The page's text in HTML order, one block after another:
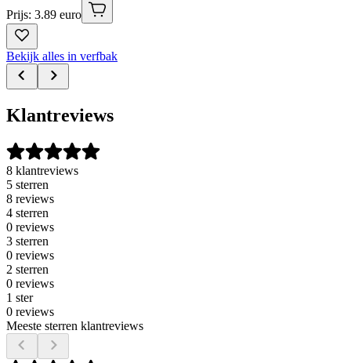
Prijs: 3.89 euro
Bekijk alles in verfbak
Klantreviews
8 klantreviews
5 sterren
8 reviews
4 sterren
0 reviews
3 sterren
0 reviews
2 sterren
0 reviews
1 ster
0 reviews
Meeste sterren klantreviews